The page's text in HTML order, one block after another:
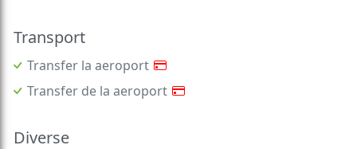
Transport
Transfer la aeroport
Transfer de la aeroport
Diverse